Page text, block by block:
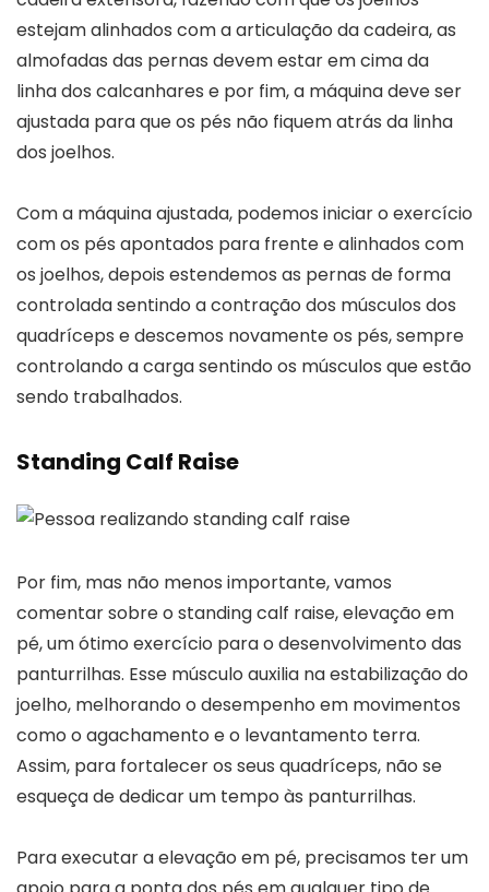
estejam alinhados com a articulação da cadeira, as
almofadas das pernas devem estar em cima da
linha dos calcanhares e por fim, a máquina deve ser
ajustada para que os pés não fiquem atrás da linha
dos joelhos.
Com a máquina ajustada, podemos iniciar o exercício
com os pés apontados para frente e alinhados com
os joelhos, depois estendemos as pernas de forma
controlada sentindo a contração dos músculos dos
quadríceps e descemos novamente os pés, sempre
controlando a carga sentindo os músculos que estão
sendo trabalhados.
Standing Calf Raise
Por fim, mas não menos importante, vamos
comentar sobre o standing calf raise, elevação em
pé, um ótimo exercício para o desenvolvimento das
panturrilhas. Esse músculo auxilia na estabilização do
joelho, melhorando o desempenho em movimentos
como o agachamento e o levantamento terra.
Assim, para fortalecer os seus quadríceps, não se
esqueça de dedicar um tempo às panturrilhas.
Para executar a elevação em pé, precisamos ter um